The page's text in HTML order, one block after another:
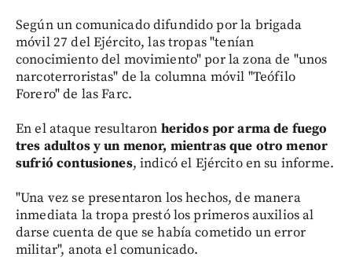
Según un comunicado difundido por la brigada
móvil 27 del Ejército, las tropas "tenían
conocimiento del movimiento" por la zona de "unos
narcoterroristas" de la columna móvil "Teófilo
Forero" de las Farc.
En el ataque resultaron heridos por arma de fuego
tres adultos y un menor, mientras que otro menor
sufrió contusiones, indicó el Ejército en su informe.
"Una vez se presentaron los hechos, de manera
inmediata la tropa prestó los primeros auxilios al
darse cuenta de que se había cometido un error
militar", anota el comunicado.